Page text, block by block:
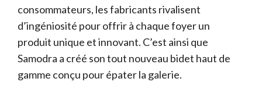
consommateurs, les fabricants rivalisent
d’ingéniosité pour offrir à chaque foyer un
produit unique et innovant. C’est ainsi que
Samodra a créé son tout nouveau bidet haut de
gamme conçu pour épater la galerie.